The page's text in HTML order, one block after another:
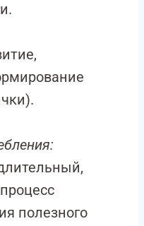
полезного